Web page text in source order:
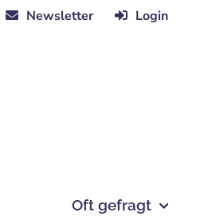
Newsletter Login
Oft gefragt